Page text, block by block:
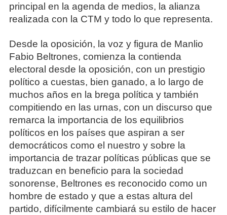
principal en la agenda de medios, la alianza
realizada con la CTM y todo lo que representa.
Desde la oposición, la voz y figura de Manlio
Fabio Beltrones, comienza la contienda
electoral desde la oposición, con un prestigio
político a cuestas, bien ganado, a lo largo de
muchos años en la brega política y también
compitiendo en las urnas, con un discurso que
remarca la importancia de los equilibrios
políticos en los países que aspiran a ser
democráticos como el nuestro y sobre la
importancia de trazar políticas públicas que se
traduzcan en beneficio para la sociedad
sonorense, Beltrones es reconocido como un
hombre de estado y que a estas altura del
partido, difícilmente cambiará su estilo de hacer